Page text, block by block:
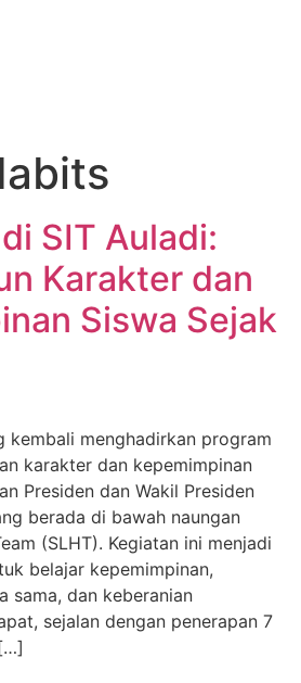
SIT Auladi:
Karakter dan
Siswa Sejak
kembali menghadirkan program
karakter dan kepemimpinan
Presiden dan Wakil Presiden
berada di bawah naungan
(SLHT). Kegiatan ini menjadi
belajar kepemimpinan,
sama, dan keberanian
sejalan dengan penerapan 7